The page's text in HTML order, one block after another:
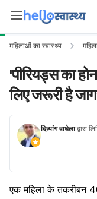
महिलाओं का स्वास्थ्य
'पीरियड्स का
लिए जरूरी है
दिव्यांग वाघेलाद्वारा
एक महिला के तकरीबन